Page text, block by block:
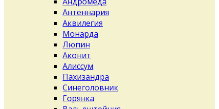
Антеннария
Аквилегия
Монарда
Люпин
Аконит
Алиссум
Пахизандра
Синеголовник
Горянка